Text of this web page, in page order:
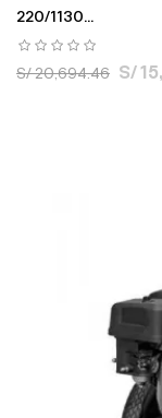
220/1130...
S/ 20,694.46 S/